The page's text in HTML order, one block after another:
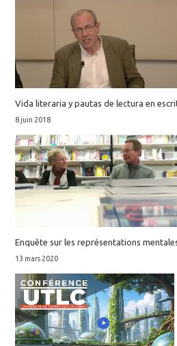
Vida literaria y pautas de lectura en
8 juin 2018
Enquête sur les représentations
13 mars 2020